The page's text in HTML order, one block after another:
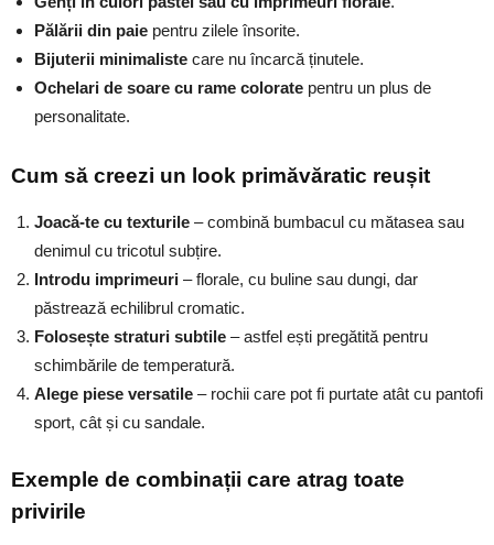
Pălării din paie pentru zilele însorite.
Bijuterii minimaliste care nu încarcă ținutele.
Ochelari de soare cu rame colorate pentru un plus de
personalitate.
Cum să creezi un look primăvăratic reușit
Joacă-te cu texturile – combină bumbacul cu mătasea sau
denimul cu tricotul subțire.
Introdu imprimeuri – florale, cu buline sau dungi, dar
păstrează echilibrul cromatic.
Folosește straturi subtile – astfel ești pregătită pentru
schimbările de temperatură.
Alege piese versatile – rochii care pot fi purtate atât cu pantofi
sport, cât și cu sandale.
Exemple de combinații care atrag toate
privirile